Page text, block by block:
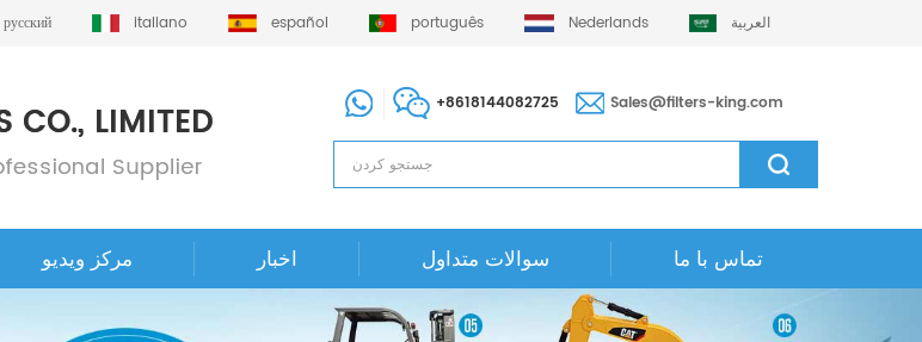
русский italiano español português Nederlands العربية
+8618144082725 Sales@filters-king.com
مرکز ویدیو اخبار سوالات متداول تماس با ما